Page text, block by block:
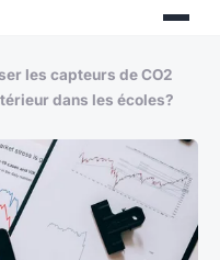
les capteurs de CO2
dans les écoles?